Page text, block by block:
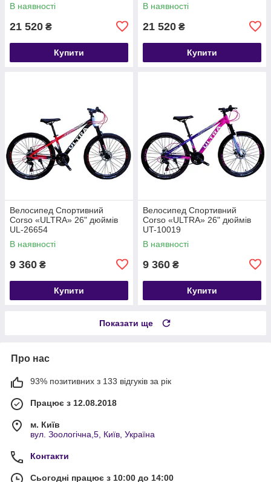
В наявності
21 520 ₴
Купити
В наявності
21 520 ₴
Купити
Велосипед Спортивний
Corso «ULTRA» 26" дюймів
UL-26654
В наявності
9 360 ₴
Купити
Велосипед Спортивний
Corso «ULTRA» 26" дюймів
UT-10019
В наявності
9 360 ₴
Купити
Показати ще
Про нас
93% позитивних з 133 відгуків за рік
Працює з 12.08.2018
м. Київ
вул. Зоологічна,5, Київ, Україна
Контакти
Сьогодні працює з 10:00 до 14:00